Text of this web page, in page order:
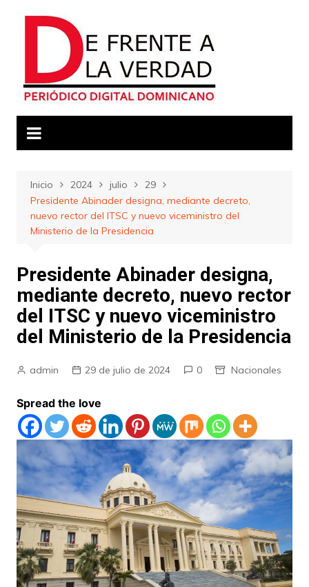
Inicio 2024 julio
29
Presidente Abinader designa, mediante decreto,
nuevo rector del ITSC y nuevo viceministro del
Ministerio de la Presidencia
Presidente Abinader designa,
mediante decreto, nuevo rector
del ITSC y nuevo viceministro
del Ministerio de la Presidencia
admin 29 de julio de 2024 0 Nacionales
Spread the love